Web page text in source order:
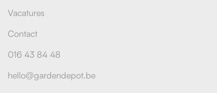
Vacatures
Contact
016 43 84 48
hello@gardendepot.be